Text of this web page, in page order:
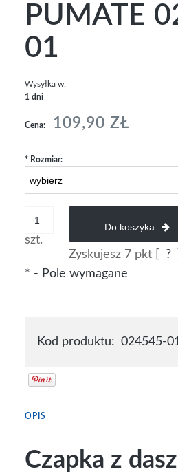
PUMATE
01
Wysyłka w:
1 dni
Cena: 109,90 ZŁ
* Rozmiar:
szt.
Do koszyka
Zyskujesz 7pkt [ ?
* - Pole wymagane
Kod produktu: 024545-
OPIS
Czapka z